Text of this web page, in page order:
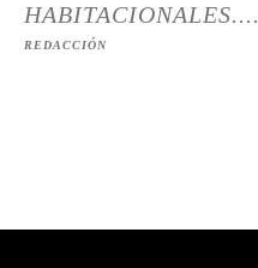
HABITACIONALES....
REDACCIÓN